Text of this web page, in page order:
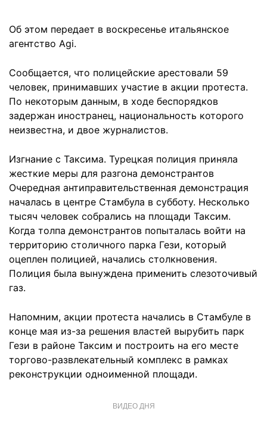
Об этом передает в воскресенье итальянское
агентство Agi.
Сообщается, что полицейские арестовали 59
человек, принимавших участие в акции протеста.
По некоторым данным, в ходе беспорядков
задержан иностранец, национальность которого
неизвестна, и двое журналистов.
Изгнание с Таксима. Турецкая полиция приняла
жесткие меры для разгона демонстрантов
Очередная антиправительственная демонстрация
началась в центре Стамбула в субботу. Несколько
тысяч человек собрались на площади Таксим.
Когда толпа демонстрантов попыталась войти на
территорию столичного парка Гези, который
оцеплен полицией, начались столкновения.
Полиция была вынуждена применить слезоточивый
газ.
Напомним, акции протеста начались в Стамбуле в
конце мая из-за решения властей вырубить парк
Гези в районе Таксим и построить на его месте
торгово-развлекательный комплекс в рамках
реконструкции одноименной площади.
ВИДЕО ДНЯ